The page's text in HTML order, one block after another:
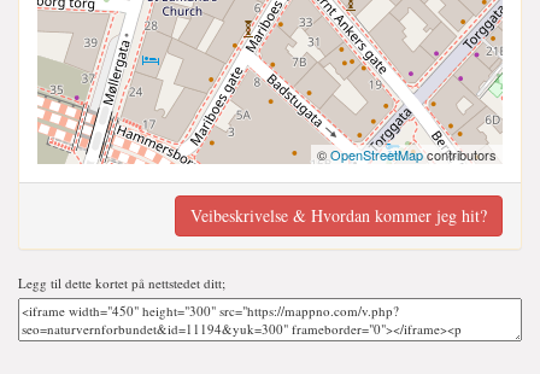
©OpenStreetMapcontributors
Veibeskrivelse & Hvordan kommer jeg hit?
Legg til dette kortet på nettstedet ditt;